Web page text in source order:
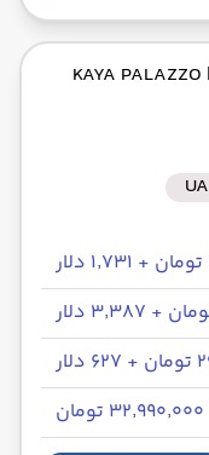
| KAYA PALAZZO
۳۲٬۹۹۰٬۰۰۰ تومان